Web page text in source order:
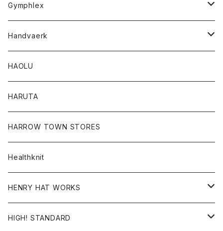
Gymphlex
アウター
カーディガン
コート
トップス
シャツ
スウェット
レディース
カーディガン
コート
ボトム
パンツ
Handvaerk
トップス
Tシャツ
ロンTEE
HAOLU
HARUTA
HARROW TOWN STORES
Healthknit
HENRY HAT WORKS
帽子
HIGH! STANDARD